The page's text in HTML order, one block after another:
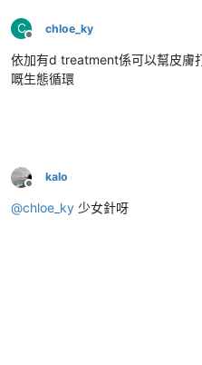
C
離線
chloe_ky
依加有d treatment係可以幫皮膚
嘅生態循環
離線
kalo
@chloe_ky 少女針呀